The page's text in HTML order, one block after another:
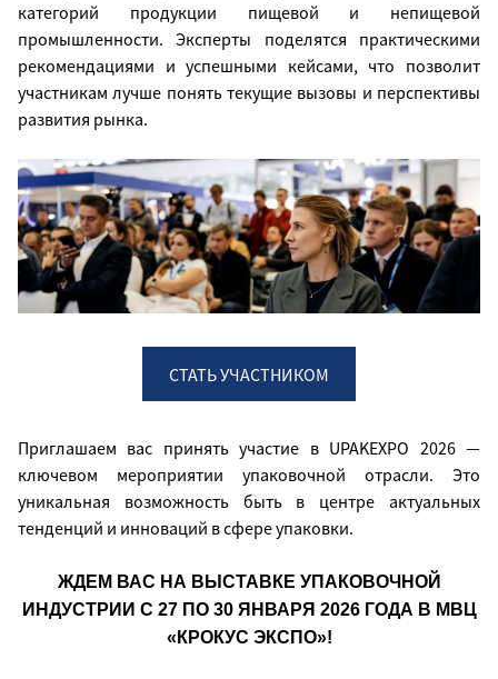
категорий продукции пищевой и непищевой
промышленности. Эксперты поделятся практическими
рекомендациями и успешными кейсами, что позволит
участникам лучше понять текущие вызовы и перспективы
развития рынка.
СТАТЬ УЧАСТНИКОМ
Приглашаем вас принять участие в UPAKEXPO 2026 —
ключевом мероприятии упаковочной отрасли. Это
уникальная возможность быть в центре актуальных
тенденций и инноваций в сфере упаковки.
ЖДЕМ ВАС НА ВЫСТАВКЕ УПАКОВОЧНОЙ
ИНДУСТРИИ С 27 ПО 30 ЯНВАРЯ 2026 ГОДА В МВЦ
«КРОКУС ЭКСПО»!